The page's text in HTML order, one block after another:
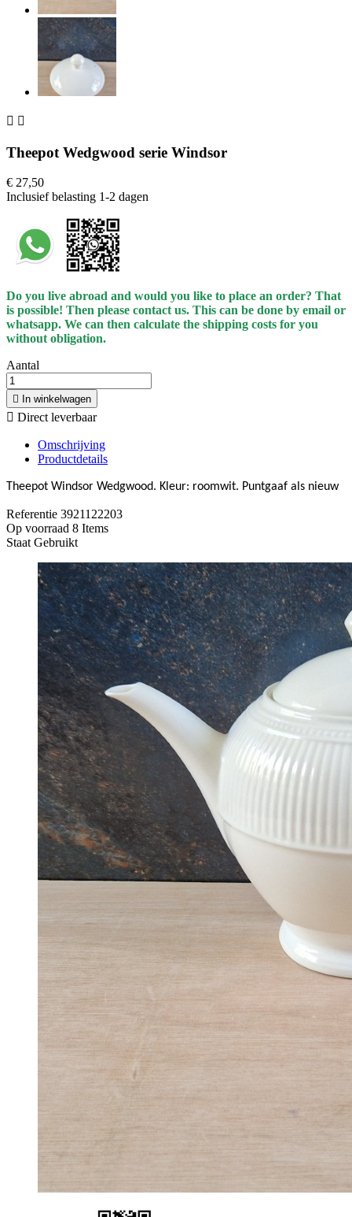
 
Theepot Wedgwood serie Windsor
€ 27,50
Inclusief belasting 1-2 dagen
Do you live abroad and would you like to place an order? That
is possible! Then please contact us. This can be done by email or
whatsapp. We can then calculate the shipping costs for you
without obligation.
Aantal
 In winkelwagen
 Direct leverbaar
Omschrijving
Productdetails
Theepot Windsor Wedgwood. Kleur: roomwit. Puntgaaf als nieuw
Referentie 3921122203
Op voorraad 8 Items
StaatGebruikt